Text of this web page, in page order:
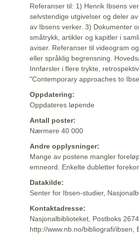
Referanser til: 1) Henrik Ibsens
selvstendige utgivelser og deler
av Ibsens verker. 3) Dokumenter
småtrykk, artikler og kapitler i
aviser. Referanser til videogram
eller språklig begrensning.
Innførsler i flere trykte,
"Contemporary approaches to
Oppdatering:
Oppdateres løpende
Antall poster:
Nærmere 40 000
Andre opplysninger:
Mange av postene mangler
emneord. Enkelte dubletter
Datakilde:
Senter for Ibsen-studier,
Kontaktadresse:
Nasjonalbiblioteket, Postboks
http://www.nb.no/bibliografi/ibsen,